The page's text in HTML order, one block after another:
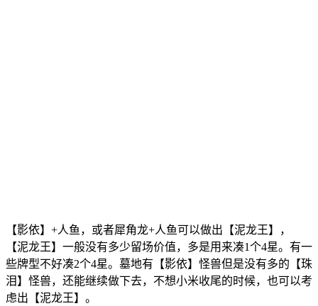
【影依】+人鱼，或者犀角龙+人鱼可以做出【泥龙王】，
【泥龙王】一般没有多少留场价值，多是用来凑1个4星。有一
些牌型不好凑2个4星。墓地有【影依】怪兽但是没有多的【珠
泪】怪兽，还能继续做下去，不想小米收尾的时候，也可以考
虑出【泥龙王】。